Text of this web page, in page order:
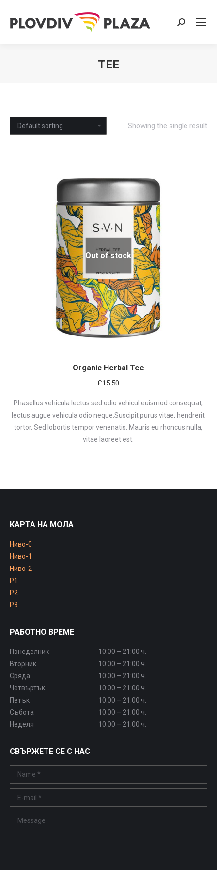
Search:
TEE
Showing the single result
Out of stock
Organic Herbal Tee
£15.50
Phasellus vehicula lectus sed odio vehicul euismod consequat,
lectus augue vehicula odio neque.Suscipit purus vitae, hendrerit
tortor. Sed lobortis tempor venenatis. Mauris eu rhoncus nulla,
vitae laoreet est.
КАРТА НА МОЛА
Ниво-0
Ниво-1
Ниво-2
P1
P2
P3
РАБОТНО ВРЕМЕ
Понеделник
10:00 – 21:00 ч.
Вторник
10:00 – 21:00 ч.
Сряда
10:00 – 21:00 ч.
Четвъртък
10:00 – 21:00 ч.
Петък
10:00 – 21:00 ч.
Събота
10:00 – 21:00 ч.
Неделя
10:00 – 21:00 ч.
СВЪРЖЕТЕ СЕ С НАС
Name *
E-mail *
Message